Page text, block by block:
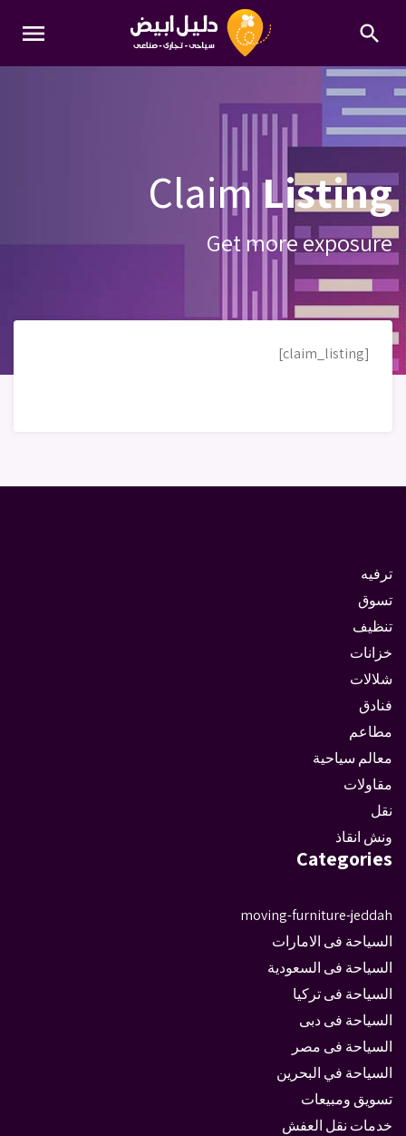
search
menu
Claim Listing
Get more exposure
[claim_listing]
ترفيه
تسوق
تنظيف
خزانات
شلالات
فنادق
مطاعم
معالم سياحية
مقاولات
نقل
ونش انقاذ
Categories
moving-furniture-jeddah
السياحة فى الامارات
السياحة فى السعودية
السياحة فى تركيا
السياحة فى دبى
السياحة فى مصر
السياحة في البحرين
تسويق ومبيعات
خدمات نقل العفش